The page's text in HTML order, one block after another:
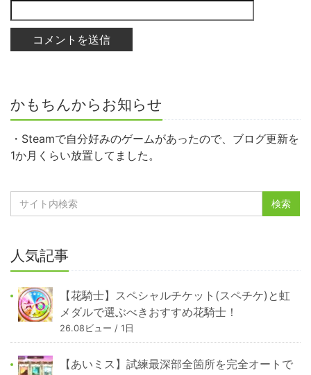
かもちんからお知らせ
・Steamで自分好みのゲームがあったので、ブログ更新を
1か月くらい放置してました。
人気記事
【花騎士】スペシャルチケット(スペチケ)と虹
メダルで選ぶべきおすすめ花騎士！
26.08ビュー / 1日
【あいミス】試練最深部全箇所を完全オートで